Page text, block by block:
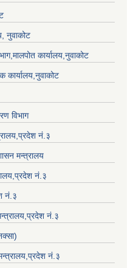
नुवाकोट
कार्यालय,नुवाकोट
कार्यालय,नुवाकोट
विभाग
नं‌‍‌‍.३
मन्त्रालय
नं‌‍‌‍.३
नं‌‍‌‍.३
नं‌‍‌‍.३
नं‌‍‌‍.३